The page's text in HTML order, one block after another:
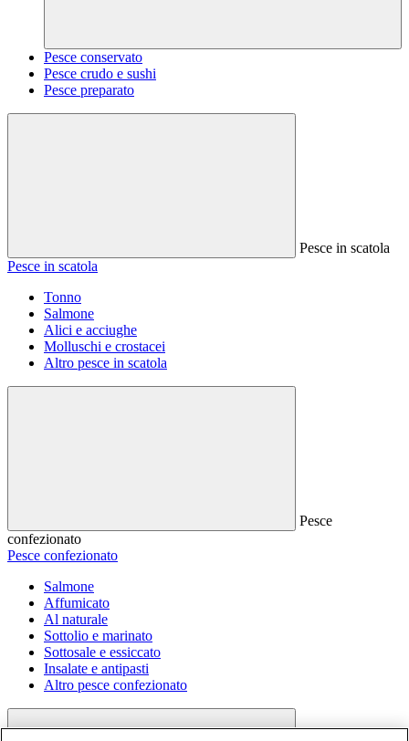
Pesce conservato
Pesce crudo e sushi
Pesce preparato
Pesce in scatola
Pesce in scatola
Tonno
Salmone
Alici e acciughe
Molluschi e crostacei
Altro pesce in scatola
Pesce
confezionato
Pesce confezionato
Salmone
Affumicato
Al naturale
Sottolio e marinato
Sottosale e essiccato
Insalate e antipasti
Altro pesce confezionato